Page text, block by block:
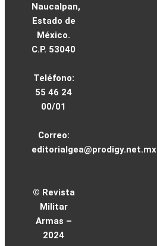
Naucalpan,
Estado de
México.
C.P. 53040
Teléfono:
55 46 24
00/01
Correo:
editorialgea@prodigy.net.mx
© Revista
Militar
Armas –
2024